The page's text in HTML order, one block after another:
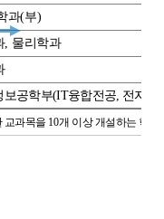
과(부)
, 물리학과
보공학부(IT융합전공, 전자공
교과목을 10개 이상 개설하는 학과